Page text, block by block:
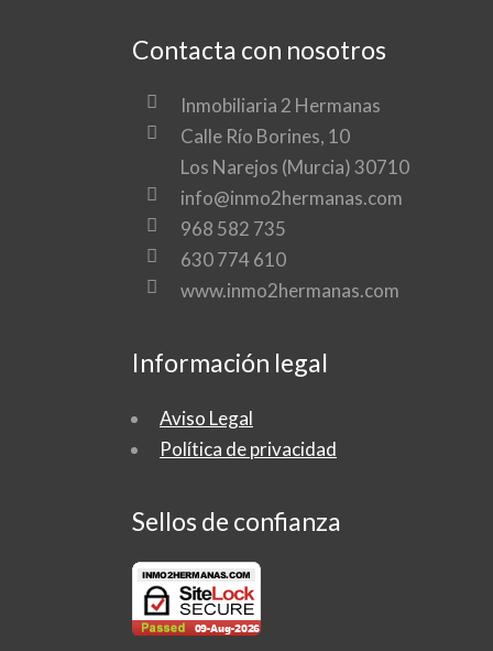
Contacta con nosotros
Inmobiliaria 2 Hermanas
Calle Río Borines, 10
Los Narejos (Murcia) 30710
info@inmo2hermanas.com
968 582 735
630 774 610
www.inmo2hermanas.com
Información legal
Aviso Legal
Política de privacidad
Sellos de confianza